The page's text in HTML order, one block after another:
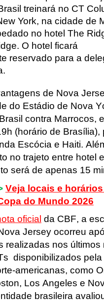
treinará no CT
York, na cidade de
no hotel The
O hotel ficará
reservado para a
de Nova
do Estádio de Nova
contra Marrocos,
(horário de Brasília),
Escócia e Haiti.
no trajeto entre hotel
será de apenas 15
Veja locais e
do Mundo 2026
oficial da CBF, a
Jersey ocorreu
realizadas nos últimos
disponibilizados
americanas, como
Los Angeles e
brasileira